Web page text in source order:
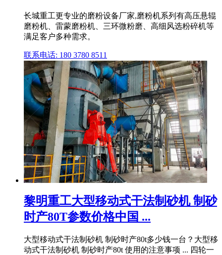
长城重工更专业的磨粉设备厂家,磨粉机系列有高压悬辊
磨粉机、雷蒙磨粉机、三环微粉磨、高细风选粉碎机等
满足客户多种需求。
联系电话: 180 3780 8511
黎明重工大型移动式干法制砂机 制砂
时产80T参数价格中国 ...
大型移动式干法制砂机 制砂时产80t多少钱一台？大型移
动式干法制砂机 制砂时产80t 使用的注意事项 ... 四轮一